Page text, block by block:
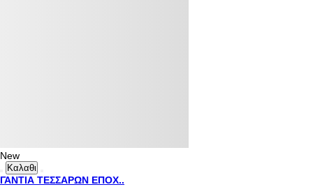
New
Καλαθι
ΓΑΝΤΙΑ ΤΕΣΣΑΡΩΝ ΕΠΟΧ..